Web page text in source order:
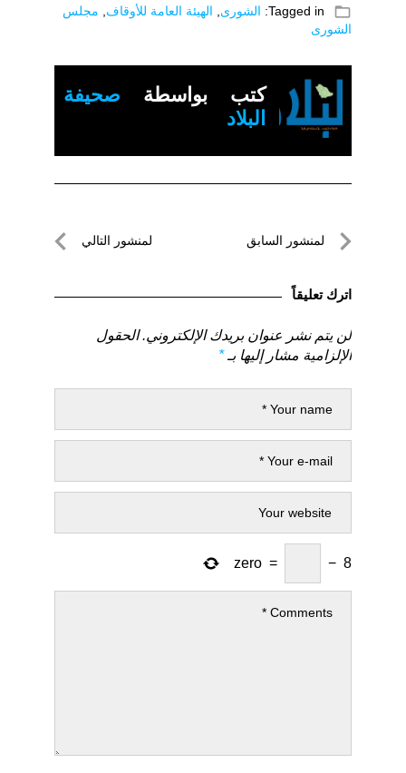
folder_open
Tagged in: الشورى الهيئة العامة للأوقاف
مجلس
الشورى
كتب بواسطة صحيفة
البلاد
تصفّحلمنشور السابق
السابق
لمنشور التالي
اترك تعليقاً
لن يتم نشر عنوان بريدك الإلكتروني. الحقول
الإلزامية مشار إليها بـ*
8
−
=
zero